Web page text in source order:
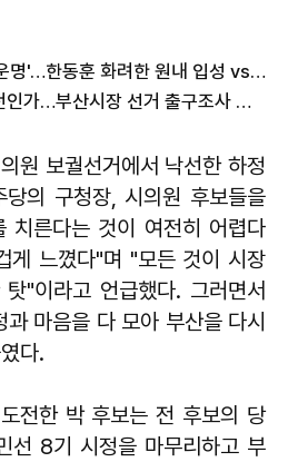
재보궐 격전지 '엇갈린 운명'…한동훈 화려한 원내 입성 vs 조국 낙선
전재수 우세인가, 초접전인가…부산시장 선거 출구조사 엇갈려
원 보궐선거에서 낙선한 하정
의 구청장, 시의원 후보들을
치른다는 것이 여전히 어렵다
게 느꼈다"며 "모든 것이 시장
"이라고 언급했다. 그러면서
마음을 다 모아 부산을 다시
다.
전한 박 후보는 전 후보의 당
선 8기 시정을 마무리하고 부